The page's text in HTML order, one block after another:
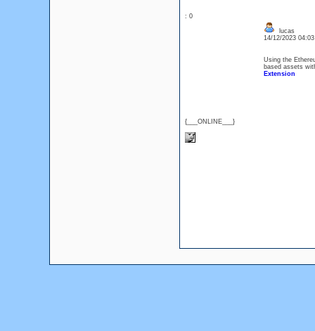
: 0
{___ONLINE___}
lucas
14/12/2023
Using the
based assets
Extension